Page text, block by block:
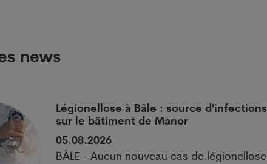
news
Légionellose à Bâle : source d'infections
sur le bâtiment de Manor
05.08.2026
BÂLE - Aucun nouveau cas de légionellose